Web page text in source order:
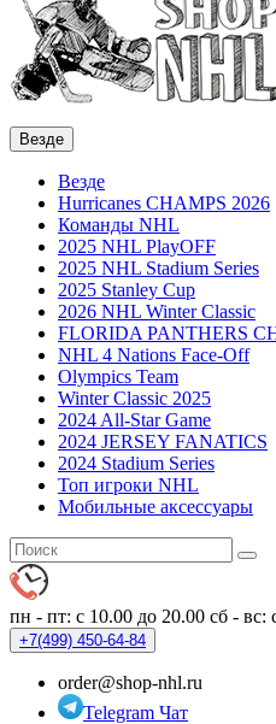
Везде
Везде
Hurricanes CHAMPS 2026
Команды NHL
2025 NHL PlayOFF
2025 NHL Stadium Series
2025 Stanley Cup
2026 NHL Winter Classic
FLORIDA PANTHERS
NHL 4 Nations Face-Off
Olympics Team
Winter Classic 2025
2024 All-Star Game
2024 JERSEY FANATICS
2024 Stadium Series
Топ игроки NHL
Мобильные аксессуары
пн - пт: с 10.00 до 20.00 сб - вс:
+7(499) 450-64-84
order@shop-nhl.ru
Telegram Чат